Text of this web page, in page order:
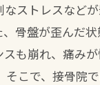
ストレスなど
骨盤が歪んだ
も崩れ、痛み
そこで、接骨院